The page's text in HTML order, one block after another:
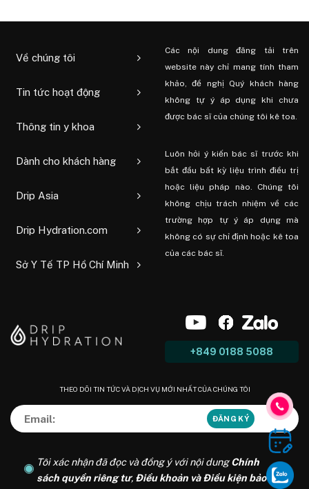
Về chúng tôi
Tin tức hoạt động
Thông tin y khoa
Dành cho khách hàng
Drip Asia
Drip Hydration.com
Sở Y Tế TP Hồ Chí Minh
Các nội dung đăng tải trên
website này chỉ mang tính tham
khảo, đề nghị Quý khách hàng
không tự ý áp dụng khi chưa
được bác sĩ của chúng tôi kê toa.
Luôn hỏi ý kiến ​​bác sĩ trước khi
bắt đầu bất kỳ liệu trình điều trị
hoặc liệu pháp nào. Chúng tôi
không chịu trách nhiệm về các
trường hợp tự ý áp dụng mà
không có sự chỉ định hoặc kê toa
của các bác sĩ.
+849 0188 5088
THEO DÕI TIN TỨC VÀ DỊCH VỤ MỚI NHẤT CỦA CHÚNG TÔI
Tôi xác nhận đã đọc và đồng ý với nội dungChính
sách quyền riêng tư, Điều khoản và Điều kiện bảo